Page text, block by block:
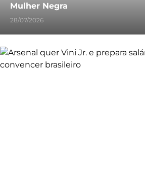
Mulher Negra
28/07/2026